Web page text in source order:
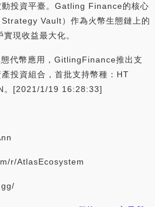
動投資平臺。Gatling Finance的核心
Vault）作為火幣生態鏈上的
現收益最大化。
代幣應用，GitlingFinance推出支
投資組合，首批支持幣種：HT
。[2021/1/19 16:28:33]
r/AtlasEcosystem